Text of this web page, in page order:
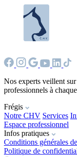
Nos experts veillent
professionnels à
Frégis
Notre CHV Services
Espace professionnel
Infos pratiques
Conditions générales
Politique de